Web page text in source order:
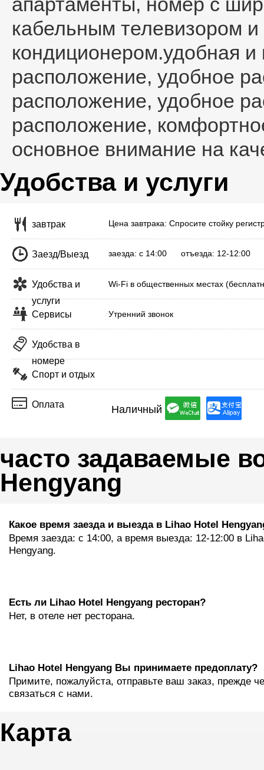
кабельным телевизором
кондиционером.удобная
расположение, удобное
расположение, удобное
расположение,
основное внимание на
Удобства и услуги
завтрак Цена завтрака: Спросите стойку
Заезд/Выезд заезда: с 14:00 отъезда: 12-12:00
Удобства и
услуги
Wi-Fi в общественных местах
Сервисы Утренний звонок
Удобства в
номере
Спорт и отдых
Оплата Наличный
часто задаваемые
Hengyang
Какое время заезда и выезда в Lihao Hotel
Время заезда: с 14:00, а время выезда: 12-12:00 в
Hengyang.
Eсть ли Lihao Hotel Hengyang ресторан?
Нет, в отеле нет ресторана.
Lihao Hotel Hengyang Вы принимаете предоплату?
Примите, пожалуйста, отправьте ваш заказ, прежде
связаться с нами.
Карта